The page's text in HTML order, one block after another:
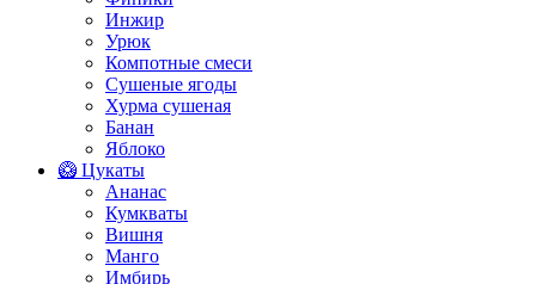
Инжир
Урюк
Компотные смеси
Сушеные ягоды
Хурма сушеная
Банан
Яблоко
🥝 Цукаты
Ананас
Кумкваты
Вишня
Манго
Имбирь